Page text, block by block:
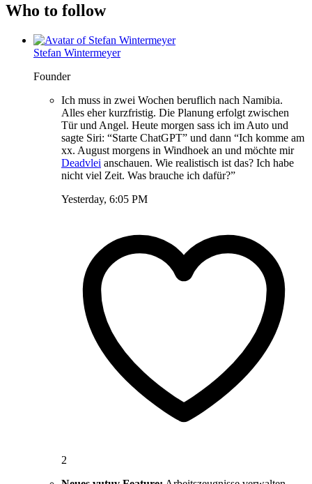
Who to follow
Stefan Wintermeyer
Founder
Ich muss in zwei Wochen beruflich nach Namibia.
Alles eher kurzfristig. Die Planung erfolgt zwischen
Tür und Angel. Heute morgen sass ich im Auto und
sagte Siri: “Starte ChatGPT” und dann “Ich komme am
xx. August morgens in Windhoek an und möchte mir
Deadvlei anschauen. Wie realistisch ist das? Ich habe
nicht viel Zeit. Was brauche ich dafür?”
Yesterday, 6:05 PM
2